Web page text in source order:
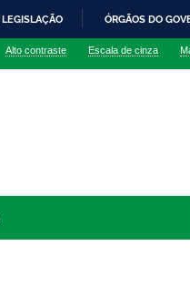
LEGISLAÇÃO ÓRGÃOS DO
Alto contraste Escala de cinza